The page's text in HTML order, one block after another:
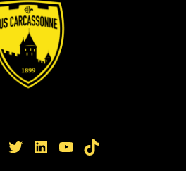
Twitter LinkedIn YouTube TikTok